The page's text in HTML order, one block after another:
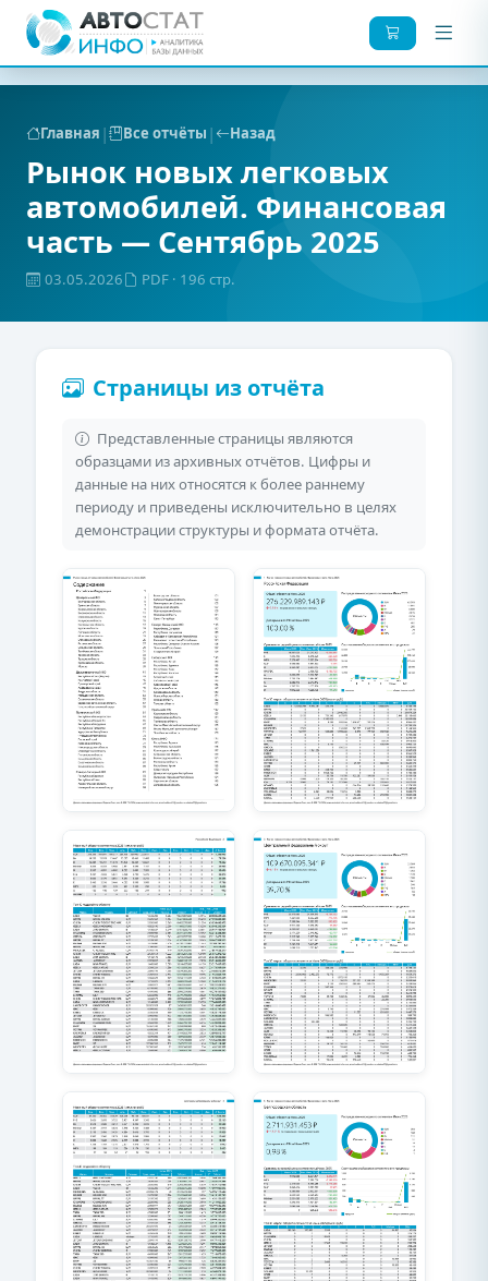
Главная | Все отчёты | Назад
Рынок новых легковых
автомобилей. Финансовая
часть — Сентябрь 2025
03.05.2026 PDF · 196 стр.
Страницы из отчёта
Представленные страницы являются
образцами из архивных отчётов. Цифры и
данные на них относятся к более раннему
периоду и приведены исключительно в целях
демонстрации структуры и формата отчёта.